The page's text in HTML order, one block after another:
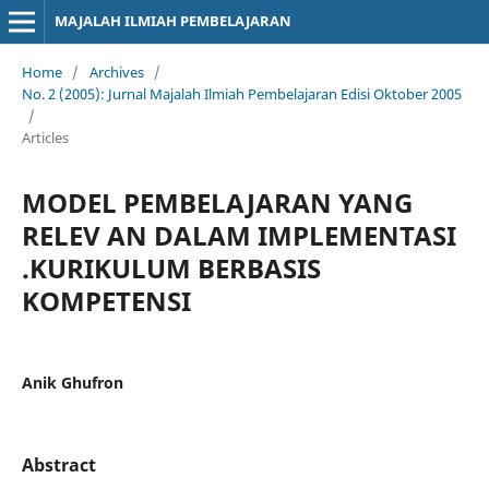
MAJALAH ILMIAH PEMBELAJARAN
Home / Archives /
No. 2 (2005): Jurnal Majalah Ilmiah Pembelajaran Edisi Oktober 2005
/
Articles
MODEL PEMBELAJARAN YANG
RELEV AN DALAM IMPLEMENTASI
.KURIKULUM BERBASIS
KOMPETENSI
Anik Ghufron
Abstract